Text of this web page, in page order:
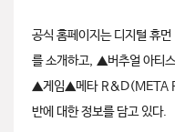
공식 홈페이지는 디지털 휴
를 소개하고, ▲버추얼 아
▲게임▲메타 R&D(META
반에 대한 정보를 담고 있다.